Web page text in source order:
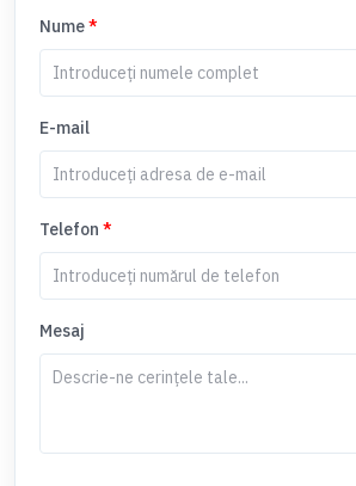
Nume*
E-mail
Telefon *
Mesaj